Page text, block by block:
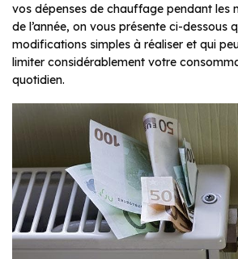
vos dépenses de chauffage pendant les
de l’année, on vous présente ci-dessous
modifications simples à réaliser et qui
limiter considérablement votre
quotidien.